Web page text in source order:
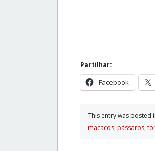
Partilhar:
Facebook
This entry was posted
macacos, pássaros,